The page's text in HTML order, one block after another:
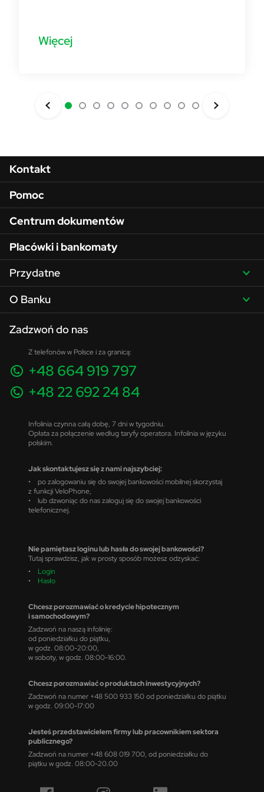
Więcej
Menu w stopce
Kontakt
Pomoc
Centrum dokumentów
Placówki i bankomaty
Przydatne
O Banku
Zadzwoń do nas
Z telefonów w Polsce i za granicą:
+48 664 919 797
+48 22 692 24 84
Infolinia czynna całą dobę, 7 dni w tygodniu.
Opłata za połączenie według taryfy operatora. Infolinia w języku
polskim.
Jak skontaktujesz się z nami najszybciej:
• po zalogowaniu się do swojej bankowości mobilnej skorzystaj
z funkcji VeloPhone,
• lub dzwoniąc do nas zaloguj się do swojej bankowości
telefonicznej.
Nie pamiętasz loginu lub hasła do swojej bankowości?
Tutaj sprawdzisz, jak w prosty sposób możesz odzyskać:
• Login
• Hasło
Chcesz porozmawiać o kredycie hipotecznym
i samochodowym?
Zadzwoń na naszą infolinię:
od poniedziałku do piątku,
w godz. 08:00-20:00,
w soboty, w godz. 08:00-16:00.
Chcesz porozmawiać o produktach inwestycyjnych?
Zadzwoń na numer +48 500 933 150 od poniedziałku do piątku
w godz. 09:00-17:00
Jesteś przedstawicielem firmy lub pracownikiem sektora
publicznego?
Zadzwoń na numer +48 608 019 700, od poniedziałku do
piątku w godz. 08:00-20.00